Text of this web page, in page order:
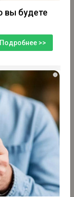
вы будете
Подробнее >>
i